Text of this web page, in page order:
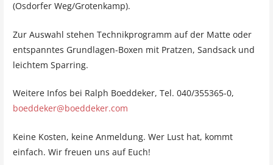
(Osdorfer Weg/Grotenkamp).
Zur Auswahl stehen Technikprogramm auf der Matte oder
entspanntes Grundlagen-Boxen mit Pratzen, Sandsack und
leichtem Sparring.
Weitere Infos bei Ralph Boeddeker, Tel. 040/355365-0,
boeddeker@boeddeker.com
Keine Kosten, keine Anmeldung. Wer Lust hat, kommt
einfach. Wir freuen uns auf Euch!